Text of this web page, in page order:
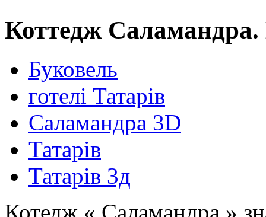
Коттедж Саламандра.
Буковель
готелі Татарів
Саламандра 3D
Татарів
Татарів 3д